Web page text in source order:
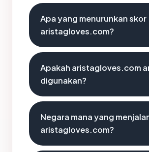
Apa yang menurunkan skor
aristagloves.com?
Apakah aristagloves.com
digunakan?
Negara mana yang
aristagloves.com?